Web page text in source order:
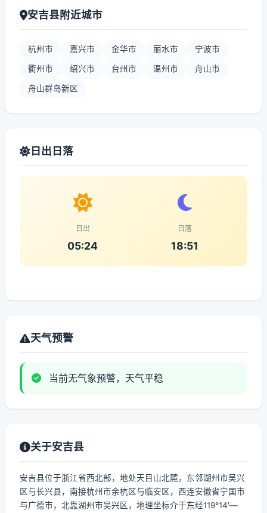
安吉县附近城市
杭州市 嘉兴市 金华市 丽水市 宁波市
衢州市 绍兴市 台州市 温州市 舟山市
舟山群岛新区
日出日落
日出
05:24
日落
18:51
天气预警
当前无气象预警，天气平稳
关于安吉县
安吉县位于浙江省西北部，地处天目山北麓，东邻湖州市吴兴
区与长兴县，南接杭州市余杭区与临安区，西连安徽省宁国市
与广德市，北靠湖州市吴兴区，地理坐标介于东经119°14′—